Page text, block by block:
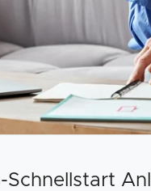
Schnellstart